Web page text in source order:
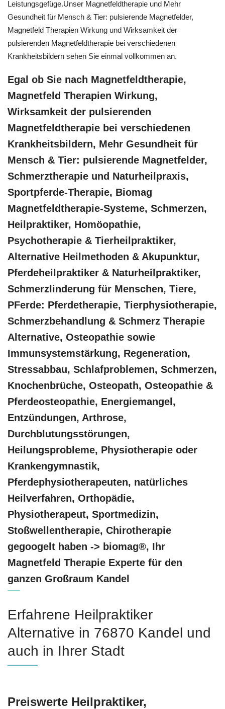
Leistungsgefüge.Unser Magnetfeldtherapie und Mehr
Gesundheit für Mensch & Tier: pulsierende Magnetfelder,
Magnetfeld Therapien Wirkung und Wirksamkeit der
pulsierenden Magnetfeldtherapie bei verschiedenen
Krankheitsbildern sehen Sie einmal vollkommen an.
Egal ob Sie nach Magnetfeldtherapie,
Magnetfeld Therapien Wirkung,
Wirksamkeit der pulsierenden
Magnetfeldtherapie bei verschiedenen
Krankheitsbildern, Mehr Gesundheit für
Mensch & Tier: pulsierende Magnetfelder,
Schmerztherapie und Naturheilpraxis,
Sportpferde-Therapie, Biomag
Magnetfeldtherapie-Systeme, Schmerzen,
Heilpraktiker, ‎Homöopathie,
‎Psychotherapie & ‎Tierheilpraktiker,
Alternative Heilmethoden & Akupunktur,
Pferdeheilpraktiker & Naturheilpraktiker,
Schmerzlinderung für Menschen, Tiere,
PFerde: Pferdetherapie, Tierphysiotherapie,
Schmerzbehandlung & Schmerz Therapie
Alternative, Osteopathie sowie
Immunsystemstärkung, Regeneration,
Stressabbau, Schlafproblemen, Schmerzen,
Knochenbrüche, Osteopath, Osteopathie &
Pferdeosteopathie, Energiemangel,
Entzündungen, Arthrose,
Durchblutungsstörungen,
Heilungsprobleme, Physiotherapie oder
Krankengymnastik,
Pferdephysiotherapeuten, natürliches
Heilverfahren, Orthopädie,
Physiotherapeut, Sportmedizin,
Stoßwellentherapie, Chirotherapie
gegoogelt haben -> biomag®, Ihr
Magnetfeld Therapie Experte für den
ganzen Großraum Kandel
Erfahrene Heilpraktiker
Alternative in 76870 Kandel und
auch in Ihrer Stadt
Preiswerte Heilpraktiker,